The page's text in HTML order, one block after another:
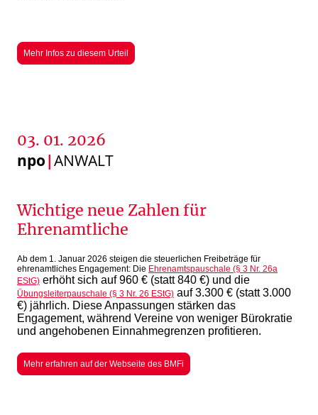
Mehr Infos zu diesem Urteil
03. 01. 2026
npo|ANWALT
Wichtige neue Zahlen für
Ehrenamtliche
Ab dem 1. Januar 2026 steigen die steuerlichen Freibeträge für
ehrenamtliches Engagement: Die Ehrenamtspauschale (§ 3 Nr. 26a
EStG) erhöht sich auf 960 € (statt 840 €) und die
Übungsleiterpauschale (§ 3 Nr. 26 EStG) auf 3.300 € (statt 3.000
€) jährlich. Diese Anpassungen stärken das
Engagement, während Vereine von weniger Bürokratie
und angehobenen Einnahmegrenzen profitieren.
Mehr erfahren auf der Webseite des BMFi